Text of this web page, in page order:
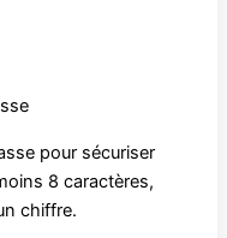
pour sécuriser
8 caractères,
chiffre.